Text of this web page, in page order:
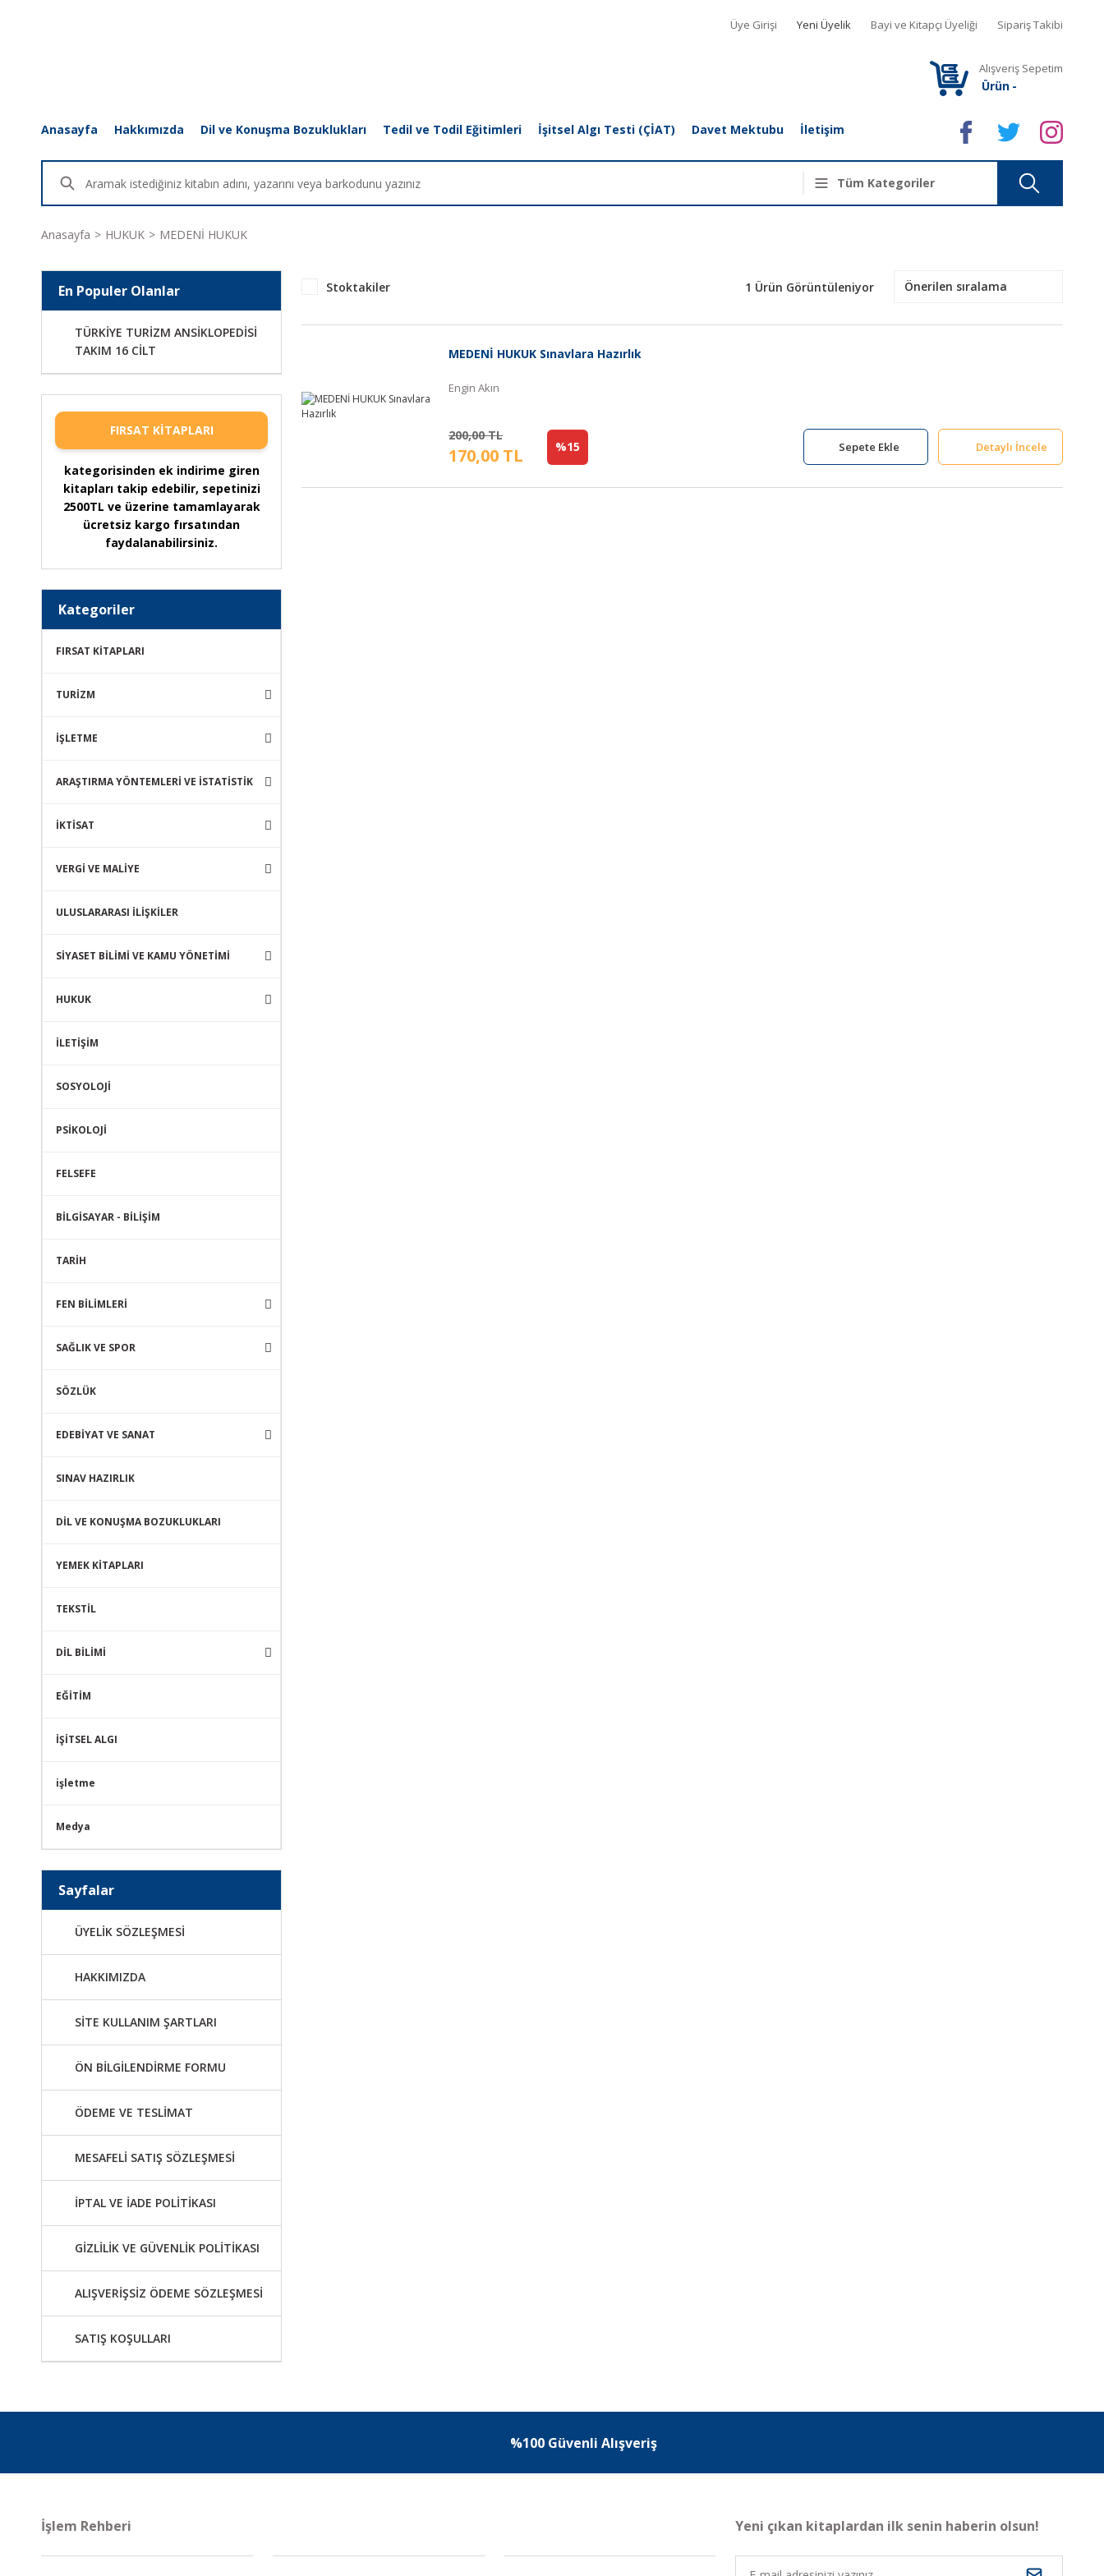
Üye Girişi Yeni Üyelik Bayi ve Kitapçı Üyeliği Sipariş Takibi
Alışveriş Sepetim
Ürün -
Anasayfa Hakkımızda Dil ve Konuşma Bozuklukları Tedil ve Todil Eğitimleri İşitsel Algı Testi (ÇİAT) Davet Mektubu İletişim
Anasayfa HUKUK MEDENİ HUKUK
En Populer Olanlar
TÜRKİYE TURİZM ANSİKLOPEDİSİ
TAKIM 16 CİLT
FIRSAT KİTAPLARI
kategorisinden ek indirime giren
kitapları takip edebilir, sepetinizi
2500TL ve üzerine tamamlayarak
ücretsiz kargo fırsatından
faydalanabilirsiniz.
Kategoriler
FIRSAT KİTAPLARI
TURİZM
İŞLETME
ARAŞTIRMA YÖNTEMLERİ VE İSTATİSTİK
İKTİSAT
VERGİ VE MALİYE
ULUSLARARASI İLİŞKİLER
SİYASET BİLİMİ VE KAMU YÖNETİMİ
HUKUK
İLETİŞİM
SOSYOLOJİ
PSİKOLOJİ
FELSEFE
BİLGİSAYAR - BİLİŞİM
TARİH
FEN BİLİMLERİ
SAĞLIK VE SPOR
SÖZLÜK
EDEBİYAT VE SANAT
SINAV HAZIRLIK
DİL VE KONUŞMA BOZUKLUKLARI
YEMEK KİTAPLARI
TEKSTİL
DİL BİLİMİ
EĞİTİM
İŞİTSEL ALGI
işletme
Medya
Sayfalar
ÜYELİK SÖZLEŞMESİ
HAKKIMIZDA
SİTE KULLANIM ŞARTLARI
ÖN BİLGİLENDİRME FORMU
ÖDEME VE TESLİMAT
MESAFELİ SATIŞ SÖZLEŞMESİ
İPTAL VE İADE POLİTİKASI
GİZLİLİK VE GÜVENLİK POLİTİKASI
ALIŞVERİŞSİZ ÖDEME SÖZLEŞMESİ
SATIŞ KOŞULLARI
Stoktakiler 1 Ürün Görüntüleniyor
MEDENİ HUKUK Sınavlara Hazırlık
Engin Akın
200,00 TL
170,00 TL %15 Sepete Ekle Detaylı İncele
%100 Güvenli Alışveriş
İşlem Rehberi Yeni çıkan kitaplardan ilk senin haberin olsun!